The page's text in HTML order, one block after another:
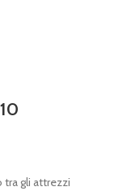
tra gli attrezzi